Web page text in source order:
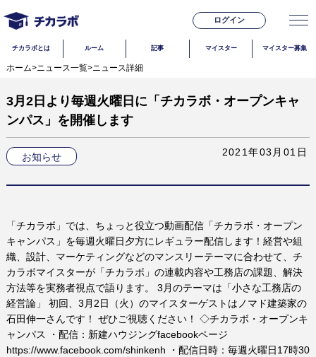
ログイン
チカラボとは ルーム 記事 マイスター マイスター募集
ホーム>ニュース一覧>ニュース詳細
3月2日より毎週火曜日に「チカラボ・オープンキャ
ンパス」を開催します
お知らせ 2021年03月01日
「チカラボ」では、ちょっと役立つ動画配信「チカラボ・オープン
キャンパス」を毎週火曜日夕方にレギュラー配信します！経営や組
織、設計、マーケティングなどのマンスリーテーマに合わせて、チ
カラボマイスターが「チカラボ」の連載内容や工務店の課題、解決
方法等を実務者視点で語ります。 3月のテーマは「小さな工務店の
経営論」 初回、3月2日（火）のマイスターゲストはノマド建築家の
石田伸一さんです！ ぜひご視聴ください！ ◇チカラボ・オープンキ
ャンパス ・配信：新建ハウジングfacebookページ
https://www.facebook.com/shinkenh ・配信日時：毎週火曜日17時30